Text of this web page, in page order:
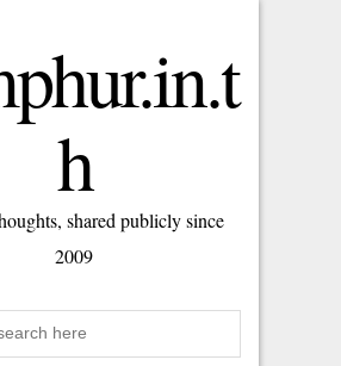
h
shared publicly since
2009